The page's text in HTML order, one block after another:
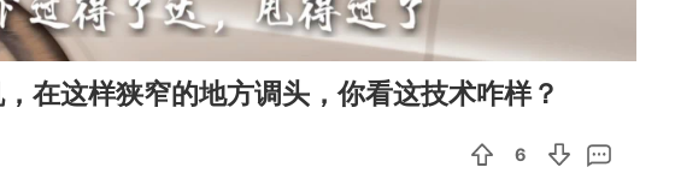
在这样狭窄的地方调头，你看这技术咋样？
6